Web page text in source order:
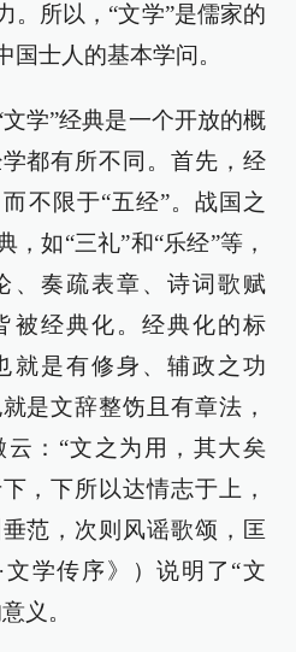
。所以，“文学”是儒家的
国士人的基本学问。
学”经典是一个开放的概
都有所不同。首先，经
不限于“五经”。战国之
，如“三礼”和“乐经”等，
、奏疏表章、诗词歌赋
被经典化。经典化的标
就是有修身、辅政之功
是文辞整饬且有章法，
：“文之为用，其大矣
，下所以达情志于上，
范，次则风谣歌颂，匡
学传序》）说明了“文
义。